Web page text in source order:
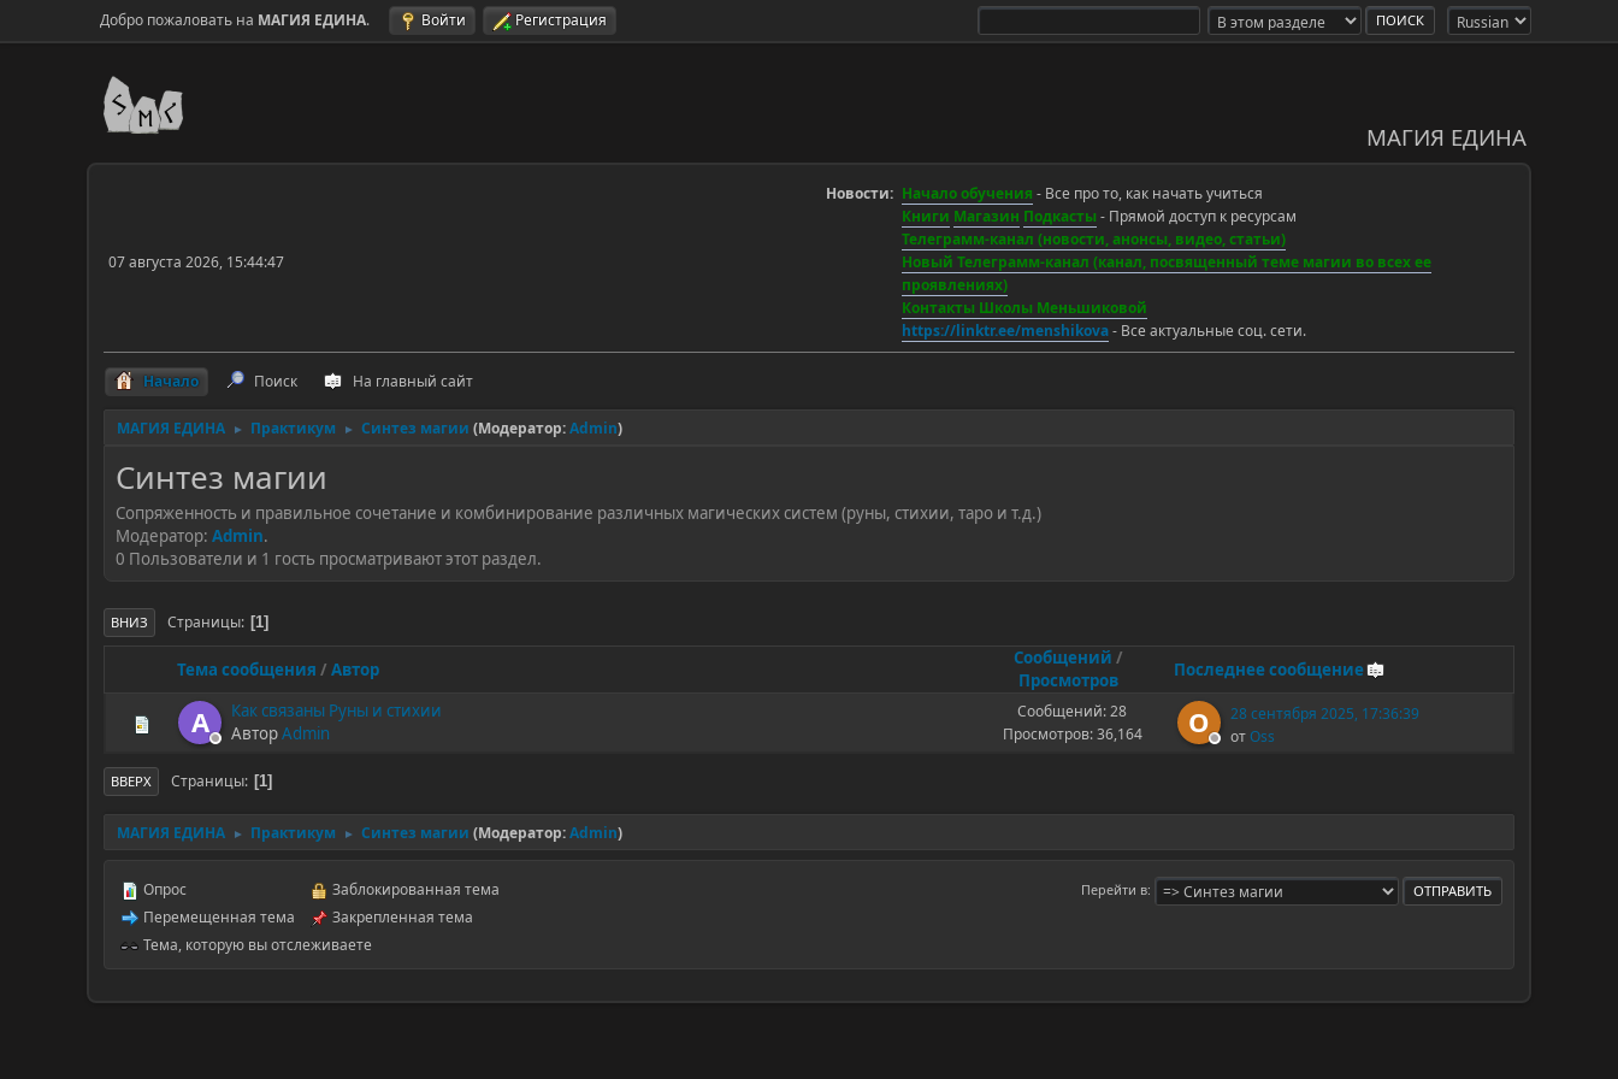
Добро пожаловать на МАГИЯ ЕДИНА. Войти Регистрация
МАГИЯ ЕДИНА
07 августа 2026, 15:44:47
Новости: Начало обучения - Все про то, как начать учиться
Книги Магазин Подкасты - Прямой доступ к ресурсам
Телеграмм-канал (новости, анонсы, видео, статьи)
Новый Телеграмм-канал (канал, посвященный теме магии во всех ее
проявлениях)
Контакты Школы Меньшиковой
https://linktr.ee/menshikova- Все актуальные соц. сети.
Начало Поиск На главный сайт
МАГИЯ ЕДИНА ► Практикум ► Синтез магии (Модератор:Admin)
Синтез магии
Сопряженность и правильное сочетание и комбинирование различных магических систем (руны, стихии, таро и т.д.)
Модератор: Admin.
0 Пользователи и 1 гость просматривают этот раздел.
ВНИЗ Страницы 1
Тема сообщения / Автор
Сообщений /
Просмотров
Последнее сообщение
A O
Как связаны Руны и стихии
АвторAdmin
Сообщений: 28
Просмотров: 36,164
28 сентября 2025, 17:36:39
отOss
ВВЕРХ Страницы 1
МАГИЯ ЕДИНА ► Практикум ► Синтез магии (Модератор:Admin)
Перейти в
Опрос
Перемещенная тема
Заблокированная тема
Закрепленная тема
Тема, которую вы отслеживаете